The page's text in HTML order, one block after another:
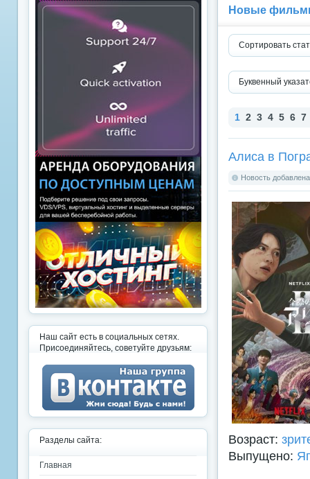
Новые
Сортировать
Буквенный
1 2 3 4 5 6 7
Алиса в
Новость
Возраст:
Выпущено:
Наш сайт есть в социальных сетях.
Присоединяйтесь, советуйте друзьям:
Разделы сайта:
Главная